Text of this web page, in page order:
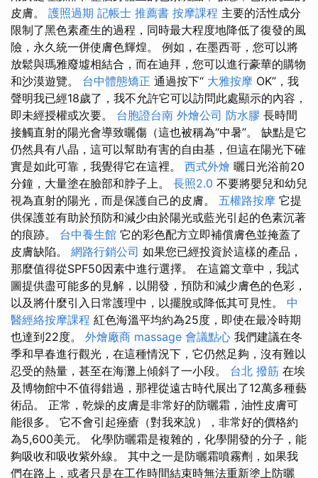
皮膚。 護照過期 記帳士 推薦書 按摩課程 主要的活性成分
限制了黑色素產生的過程，同時最大程度地降低了復發的風
險，永久統一併使膚色輝煌。 例如，在墨西哥，您可以將
放鬆與瑪雅廢墟相結合，而在迪拜，您可以進行豪華的購物
和沙漠遊覽。 台中體態矯正 通過按下“ 大雅按摩 OK”，我
聲明我已經18歲了，我不允許它可以訪問此處顯示的內容，
即未經授權或次要。 台胞證台南 外燴公司 防水膠 長時間
接觸直射的陽光會導致曬傷（這也被稱為“中暑”。 缺點是它
仍然具有八晶，這可以幫助有害的自由基，但這在陽光下確
實是如此可靠，我覺得它在這裡。 西式外燴 曬日光浴前20
分鐘，大量塗在臉部和脖子上。 長照2.0 不要將嬰兒和幼兒
視為直射的陽光，而是保護自己的皮膚。 五權路按摩 它提
供保護並有助於預防和減少由於陽光或藍光引起的色素沉著
的痕跡。 台中養生館 它的彩色配方立即補償膚色並掩蓋了
皮膚缺陷。 網路行銷公司 如果您已經投資於這樣的產品，
那麼值得從SPF50因素中進行選擇。 在這篇文章中，我試
圖提供盡可能多的見解，以開發，預防和減少膚色的色彩，
以及將什麼引入日常護理中，以擺脫或降低其可見性。 中
醫經絡按摩課程 紅色海溫平均約為25度，即使在最冷時期
也達到22度。 外燴廠商 massage 會議點心 我們建議在冬
季和早春進行觀光，在這種情況下，它仍然足夠，沒有難以
忍受的熱量，甚至在海灘上傾斜了一小段。 台北 撥筋 在埃
及博物館中不值得錯過，那裡從遠古時代展出了12萬多種藝
術品。 正常，乾燥的皮膚是非常好的防曬霜，油性皮膚可
能很多。 它不會引起痤瘡（對我來說），非常好的價格約
為5,600美元。 化學防曬霜是複雜的，化學開發的分子，能
夠吸收和吸收紫外線。 其中之一是防曬霜噴霧劑，如果我
們在路上，或者只是在工作時間結束時無法重新塗上防曬